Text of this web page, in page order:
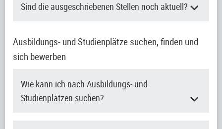
Sind die ausgeschriebenen Stellen noch aktuell?
Ausbildungs- und Studienplätze suchen, finden und
sich bewerben
Wie kann ich nach Ausbildungs- und
Studienplätzen suchen?